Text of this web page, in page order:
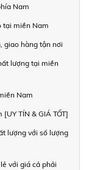
Nam
tại miền Nam
giao hàng tận nơi
lượng tại miền
Nam
TÍN & GIÁ TỐT]
lượng với số lượng
với giá cả phải